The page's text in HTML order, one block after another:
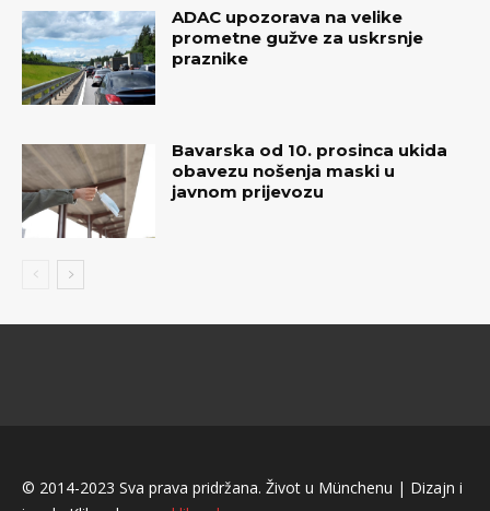
ADAC upozorava na velike
prometne gužve za uskrsnje
praznike
Bavarska od 10. prosinca ukida
obavezu nošenja maski u
javnom prijevozu
© 2014-2023 Sva prava pridržana. Život u Münchenu | Dizajn i